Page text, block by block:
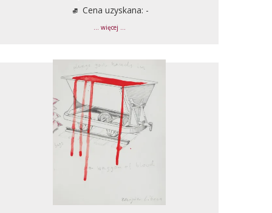
Cena uzyskana: -
... więcej ...